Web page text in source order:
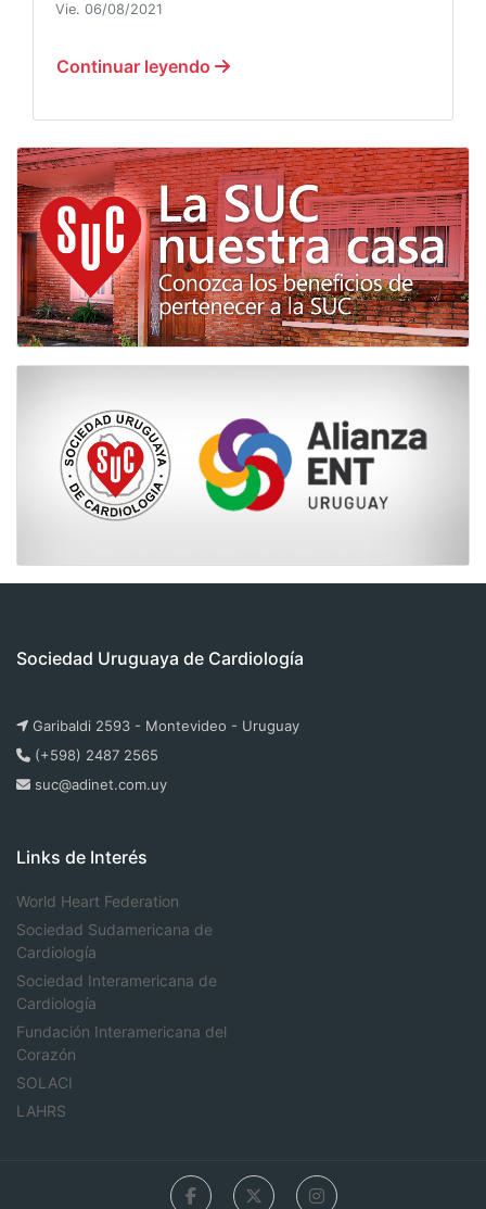
Vie. 06/08/2021
Continuar leyendo
Sociedad Uruguaya de Cardiología
Garibaldi 2593 - Montevideo - Uruguay
(+598) 2487 2565
suc@adinet.com.uy
Links de Interés
World Heart Federation
Sociedad Sudamericana de
Cardiología
Sociedad Interamericana de
Cardiología
Fundación Interamericana del
Corazón
SOLACI
LAHRS